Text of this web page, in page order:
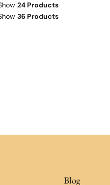
24 Products
36 Products
Blog